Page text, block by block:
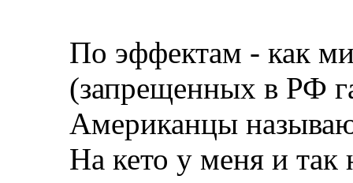
По эффектам - как
(запрещенных в РФ
Американцы
На кето у меня и так